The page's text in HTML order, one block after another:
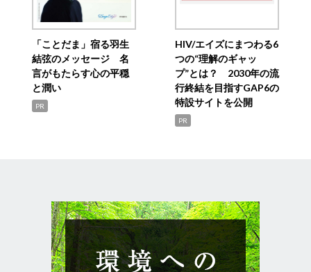
「ことだま」宿る羽生
結弦のメッセージ 名
言がもたらす心の平穏
と潤い
PR
HIV/エイズにまつわる6
つの“理解のギャッ
プ”とは？ 2030年の流
行終結を目指すGAP6の
特設サイトを公開
PR